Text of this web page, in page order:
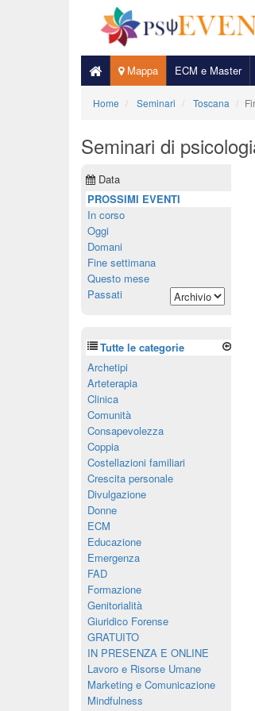
Mappa ECM e Master
Home Seminari Toscana
Seminari di
Data
PROSSIMI EVENTI
In corso
Oggi
Domani
Fine settimana
Questo mese
Passati
Tutte le categorie
Archetipi
Arteterapia
Clinica
Comunità
Consapevolezza
Coppia
Costellazioni familiari
Crescita personale
Divulgazione
Donne
ECM
Educazione
Emergenza
FAD
Formazione
Genitorialità
Giuridico Forense
GRATUITO
IN PRESENZA E ONLINE
Lavoro e Risorse Umane
Marketing e Comunicazione
Mindfulness